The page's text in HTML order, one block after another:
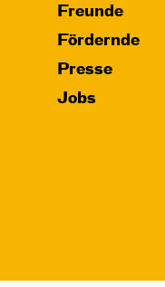
Freunde
Fördernde
Presse
Jobs